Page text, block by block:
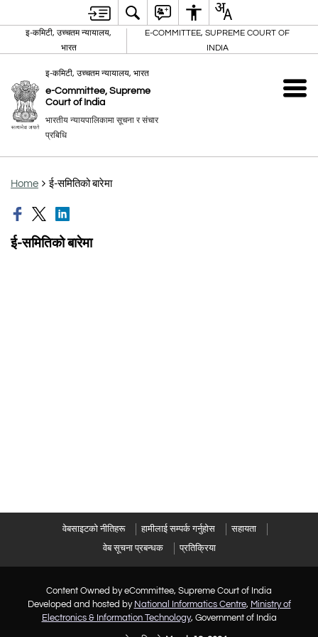
इ-कमिटी, उच्चतम न्यायालय,
भारत
E-COMMITTEE, SUPREME COURT OF
INDIA
इ-कमिटी, उच्चतम न्यायालय, भारत
e-Committee, Supreme
Court of India
भारतीय न्यायपालिकामा सूचना र संचार
प्रबिधि
Home ई-समितिको बारेमा
ई-समितिको बारेमा
वेबसाइटको नीतिहरू हामीलाई सम्पर्क गर्नुहोस
सहायता
वेब सूचना प्रबन्धक
प्रतिक्रिया
Content Owned by eCommittee, Supreme Court of India
Developed and hosted by National Informatics Centre, Ministry of
Electronics & Information Technology, Government of India